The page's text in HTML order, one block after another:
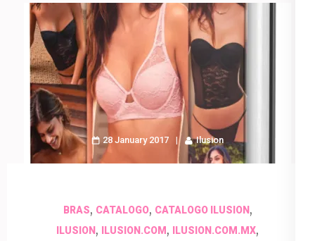
28 January 2017 Ilusion
BRAS, CATALOGO, CATALOGO ILUSION,
ILUSION, ILUSION.COM, ILUSION.COM.MX,